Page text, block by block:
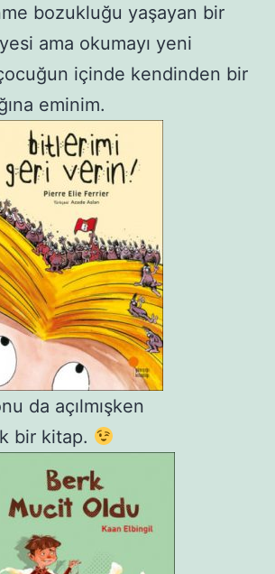
bozukluğu yaşayan bir
ama okumayı yeni
içinde kendinden bir
eminim.
da açılmışken
bir kitap.